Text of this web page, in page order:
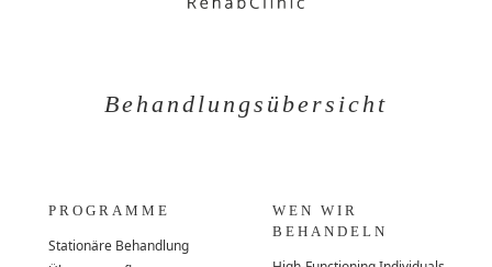
Behandlungsübersicht
PROGRAMME
Stationäre Behandlung
WEN WIR
BEHANDELN